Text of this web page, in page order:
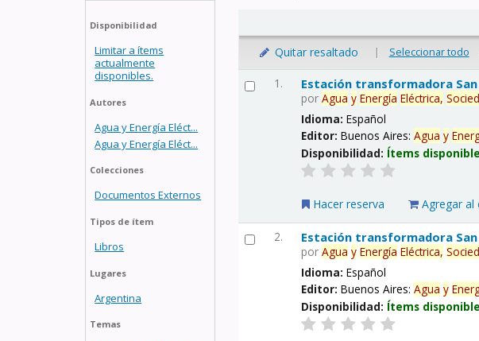
Disponibilidad
Limitar a ítems
actualmente
disponibles.
Autores
Agua y Energía Eléct...
Agua y Energía Eléct...
Colecciones
Documentos Externos
Tipos de ítem
Libros
Lugares
Argentina
Temas
Quitar resaltado | Seleccionar todo
1. Estación transformadora
porAgua y Energía Eléctrica,
Idioma:Español
Editor:Buenos Aires:Agua y
Disponibilidad: Ítems
Hacer reserva Agregar al
2. Estación transformadora
porAgua y Energía Eléctrica,
Idioma:Español
Editor:Buenos Aires:Agua y
Disponibilidad: Ítems